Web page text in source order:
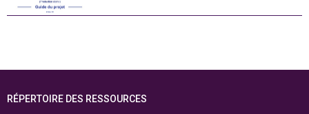
RÉPERTOIRE DES RESSOURCES